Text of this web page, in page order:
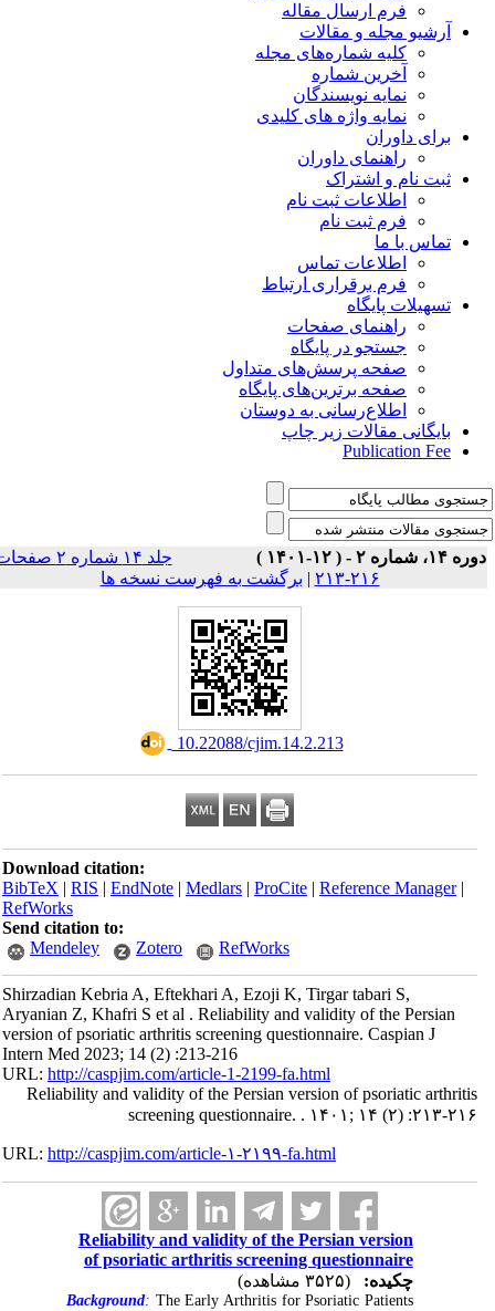
فرم ارسال مقاله
آرشیو مجله و مقالات
کلیه شماره‌های مجله
آخرین شماره
نمایه نویسندگان
نمایه واژه های کلیدی
برای داوران
راهنمای داوران
ثبت نام و اشتراک
اطلاعات ثبت نام
فرم ثبت نام
تماس با ما
اطلاعات تماس
فرم برقراری ارتباط
تسهیلات پایگاه
راهنمای صفحات
جستجو در پایگاه
صفحه پرسش‌های متداول
صفحه برترین‌های پایگاه
اطلاع‌رسانی به دوستان
بایگانی مقالات زیر چاپ
Publication Fee
۱۴، شماره ۲ - ( ۱۲-۱۴۰۱ )
جلد ۱۴ شماره ۲ صفحات
۲۱۶-۲۱۳
|برگشت به فهرست نسخه ها
‎ 10.22088/cjim.14.2.213
Download citation:
BibTeX|RIS|EndNote|Medlars|ProCite|Reference Manager
RefWorks
Send citation to:
Mendeley
Zotero RefWorks
Shirzadian Kebria A, Eftekhari A, Ezoji K, Tirgar tabari S,
Aryanian Z, Khafri S et al . Reliability and validity of the Persian
version of psoriatic arthritis screening questionnaire. Caspian J
Intern Med 2023; 14 (2) :213-216
URL:http://caspjim.com/article-1-2199-fa.html
Reliability and validity of the Persian version of psoriatic arthritis
screening questionnaire. . ۱۴۰۱; ۱۴ (۲) :۲۱۳-۲۱۶
URL:http://caspjim.com/article-۱-۲۱۹۹-fa.html
Reliability and validity of the Persian version
of psoriatic arthritis screening questionnaire
چکیده:
Background:The Early Arthritis for Psoriatic Patients